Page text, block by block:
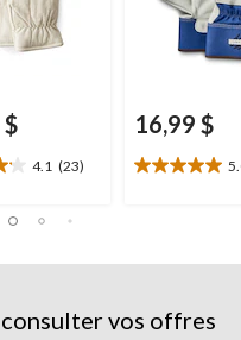
4.1 (23)
16,99 $
5.0
3
vos offres